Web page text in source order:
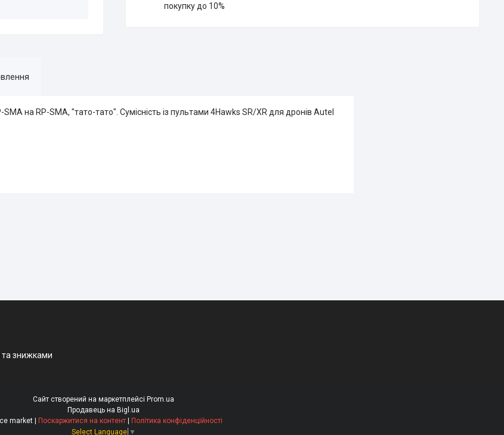
покупку до 10%
на RP-SMA, "тато-тато". Сумісність із пультами 4Hawks SR/XR для дронів Autel
та знижками
Сайт створений на маркетплейсі Prom.ua
Продавець на Bigl.ua
Поскаржитися на контент
Політика конфіденційності
Select Language ▼